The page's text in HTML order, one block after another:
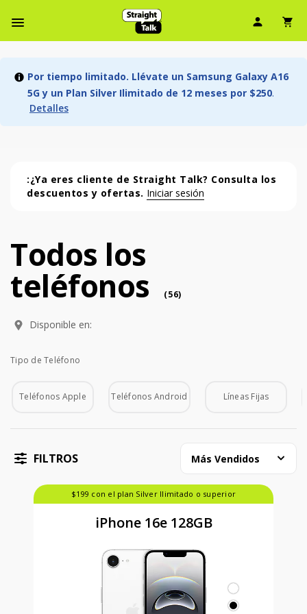
Menú de barra de navegación
Ícono
Por tiempo limitado. Llévate un Samsung Galaxy A16
5G y un Plan Silver Ilimitado de 12 meses por $250.
Detalles
:¿Ya eres cliente de Straight Talk? Consulta los
descuentos y ofertas. Iniciar sesión
Todos los teléfonos (56 phone )
Todos los
teléfonos (56)
Disponible en:
Tipo de Teléfono
Teléfonos Apple Teléfonos Android Líneas Fijas
FILTROS Más Vendidos
$199 con el plan Silver Ilimitado o superior
iPhone 16e 128GB